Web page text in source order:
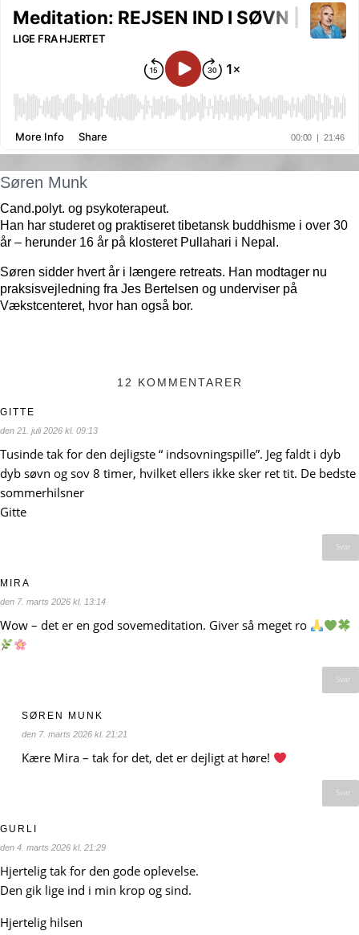
Søren Munk
Cand.polyt. og psykoterapeut.
Han har studeret og praktiseret tibetansk buddhisme i over 30
år – herunder 16 år på klosteret Pullahari i Nepal.
Søren sidder hvert år i længere retreats. Han modtager nu
praksisvejledning fra Jes Bertelsen og underviser på
Vækstcenteret, hvor han også bor.
12 KOMMENTARER
GITTE
den 21. juli 2026 kl. 09:13
Tusinde tak for den dejligste “ indsovningspille”. Jeg faldt i dyb
dyb søvn og sov 8 timer, hvilket ellers ikke sker ret tit. De bedste
sommerhilsner
Gitte
Svar
MIRA
den 7. marts 2026 kl. 13:14
Wow – det er en god sovemeditation. Giver så meget ro
Svar
SØREN MUNK
den 7. marts 2026 kl. 21:21
Kære Mira – tak for det, det er dejligt at høre!
Svar
GURLI
den 4. marts 2026 kl. 21:29
Hjertelig tak for den gode oplevelse.
Den gik lige ind i min krop og sind.
Hjertelig hilsen